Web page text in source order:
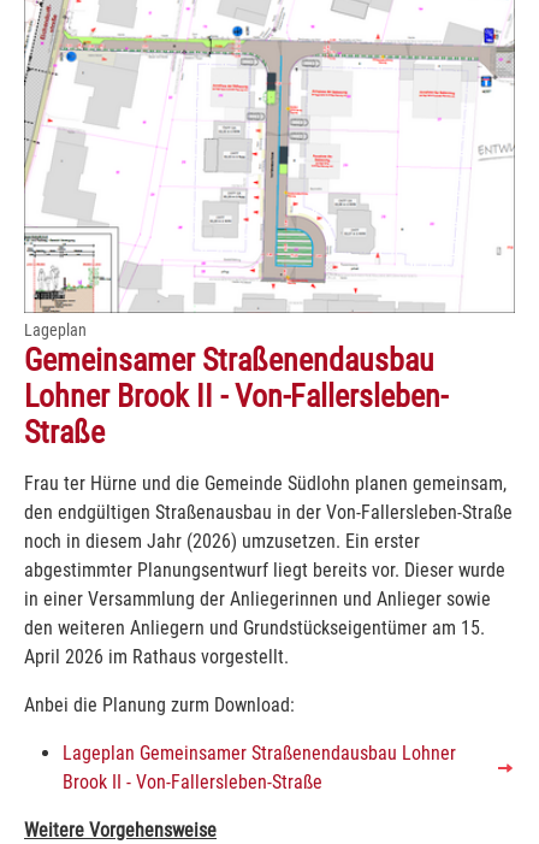
Lageplan
Gemeinsamer Straßenendausbau
Lohner Brook II - Von-Fallersleben-
Straße
Frau ter Hürne und die Gemeinde Südlohn planen gemeinsam,
den endgültigen Straßenausbau in der Von-Fallersleben-Straße
noch in diesem Jahr (2026) umzusetzen. Ein erster
abgestimmter Planungsentwurf liegt bereits vor. Dieser wurde
in einer Versammlung der Anliegerinnen und Anlieger sowie
den weiteren Anliegern und Grundstückseigentümer am 15.
April 2026 im Rathaus vorgestellt.
Anbei die Planung zurm Download:
Lageplan Gemeinsamer Straßenendausbau Lohner
Brook II - Von-Fallersleben-Straße
Weitere Vorgehensweise